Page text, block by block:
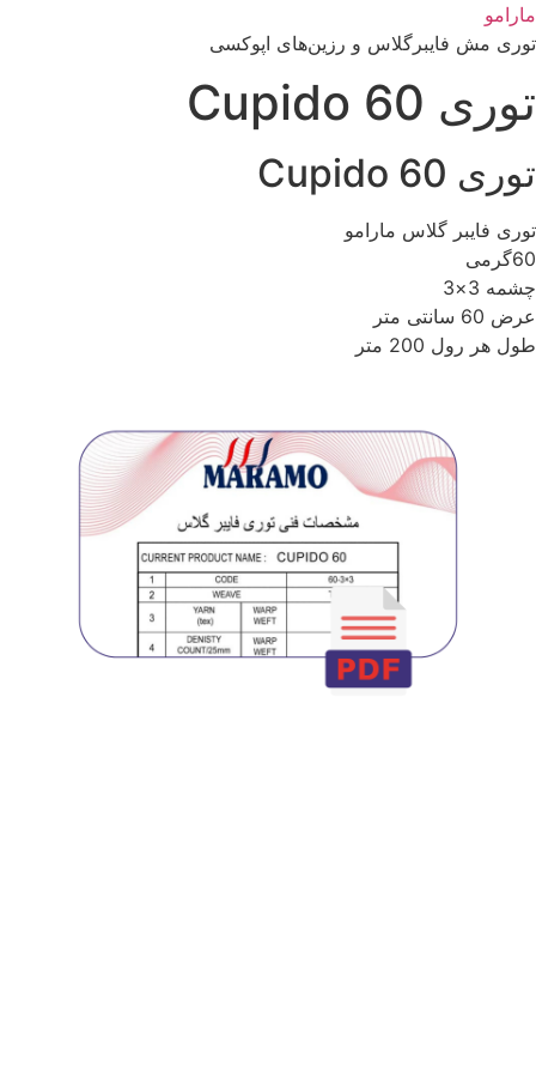
پرش
به
مارامو
توری مش فایبرگلاس و رزین‌های اپوکسی
توری Cupido 60
توری Cupido 60
توری فایبر گلاس مارامو
60گرمی
چشمه 3×3
عرض 60 سانتی متر
طول هر رول 200 متر